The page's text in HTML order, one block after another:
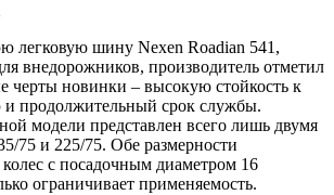
легковую шину Nexen Roadian 541,
внедорожников, производитель отметил
черты новинки – высокую стойкость к
и продолжительный срок службы.
модели представлен всего лишь двумя
75 и 225/75. Обе размерности
с посадочным диаметром 16
ограничивает применяемость.